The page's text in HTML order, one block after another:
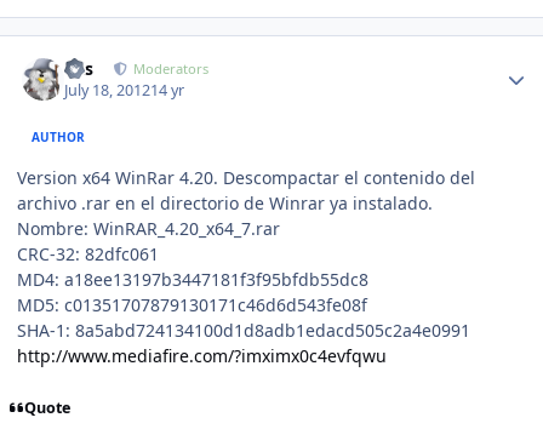
luis Moderators
July 18, 201214 yr
AUTHOR
Version x64 WinRar 4.20. Descompactar el contenido del
archivo .rar en el directorio de Winrar ya instalado.
Nombre: WinRAR_4.20_x64_7.rar
CRC-32: 82dfc061
MD4: a18ee13197b3447181f3f95bfdb55dc8
MD5: c01351707879130171c46d6d543fe08f
SHA-1: 8a5abd724134100d1d8adb1edacd505c2a4e0991
http://www.mediafire.com/?imximx0c4evfqwu
Quote